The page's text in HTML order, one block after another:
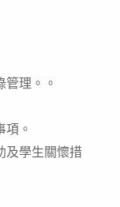
理。。
。
及學生關懷措